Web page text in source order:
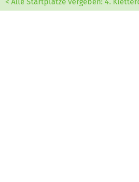
< Alle Startplätze vergeben: 4.